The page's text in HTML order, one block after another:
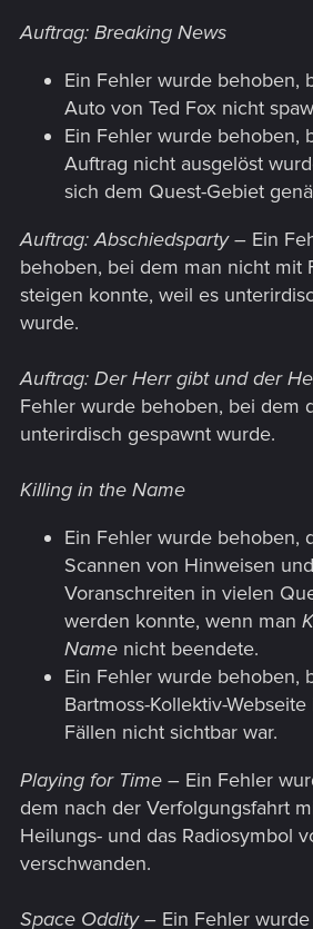
Auftrag: Breaking News
Ein Fehler wurde behoben,
Auto von Ted Fox nicht
Ein Fehler wurde behoben,
Auftrag nicht ausgelöst
sich dem Quest-Gebiet
Auftrag: Abschiedsparty– Ein
behoben, bei dem man nicht mit
steigen konnte, weil es
wurde.
Auftrag: Der Herr gibt und der
Fehler wurde behoben, bei dem
unterirdisch gespawnt wurde.
Killing in the Name
Ein Fehler wurde behoben,
Scannen von Hinweisen
Voranschreiten in vielen
werden konnte, wenn man
Name nicht beendete.
Ein Fehler wurde behoben,
Bartmoss-Kollektiv-
Fällen nicht sichtbar war.
Playing for Time – Ein Fehler
dem nach der Verfolgungsfahrt
Heilungs- und das Radiosymbol
verschwanden.
Space Oddity– Ein Fehler